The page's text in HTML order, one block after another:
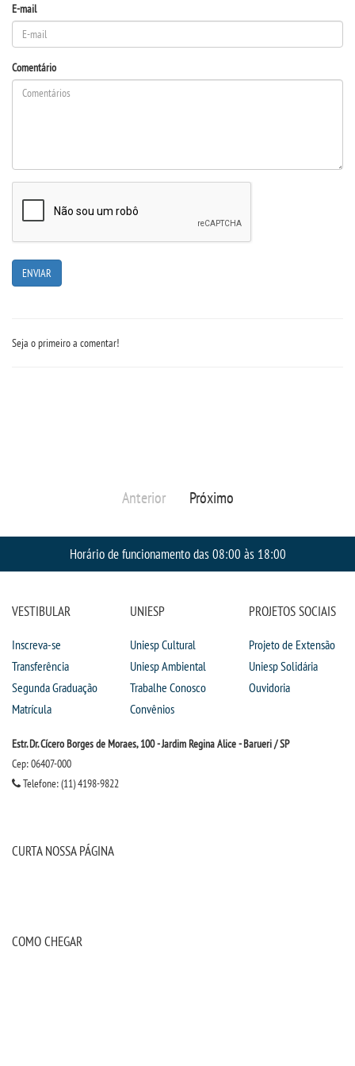
E-mail
Comentário
Seja o primeiro a comentar!
Anterior Próximo
Horário de funcionamento das 08:00 às 18:00
VESTIBULAR
Inscreva-se
Transferência
Segunda Graduação
Matrícula
UNIESP
Uniesp Cultural
Uniesp Ambiental
Trabalhe Conosco
Convênios
PROJETOS SOCIAIS
Projeto de Extensão
Uniesp Solidária
Ouvidoria
Estr. Dr. Cícero Borges de Moraes, 100 - Jardim Regina Alice - Barueri / SP
Cep: 06407-000
Telefone: (11) 4198-9822
CURTA NOSSA PÁGINA
COMO CHEGAR